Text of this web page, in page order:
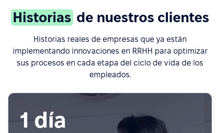
Historias de nuestros clientes
Historias reales de empresas que ya están
implementando innovaciones en RRHH para optimizar
sus procesos en cada etapa del ciclo de vida de los
empleados.
1 día